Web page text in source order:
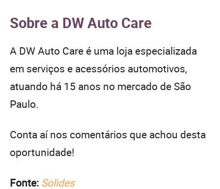
Sobre a DW Auto Care
A DW Auto Care é uma loja especializada
em serviços e acessórios automotivos,
atuando há 15 anos no mercado de São
Paulo.
Conta aí nos comentários que achou desta
oportunidade!
Fonte: Solides